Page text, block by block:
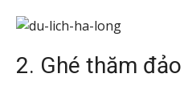
2. Ghé thăm đảo